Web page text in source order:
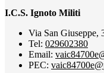
I.C.S. Ignoto Militi
Via San Giuseppe,
Tel: 029602380
Email:
PEC: